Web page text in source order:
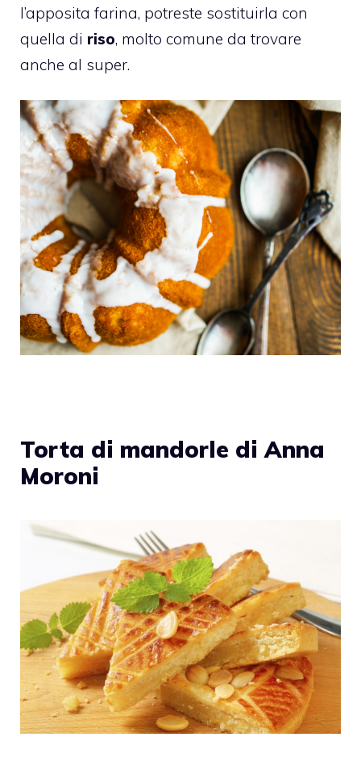
l’apposita farina, potreste sostituirla con
quella di riso, molto comune da trovare
anche al super.
Torta di mandorle di Anna
Moroni